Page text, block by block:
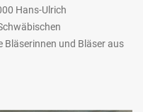
Hans-Ulrich
Bläserinnen und Bläser aus